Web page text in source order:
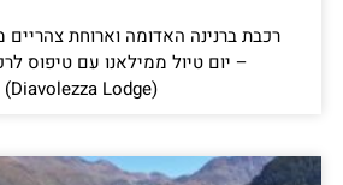
רכבת ברנינה האדומה וארוחת צהריים
– יום טיול ממילאנו עם טיפוס
(Diavolezza Lodge)